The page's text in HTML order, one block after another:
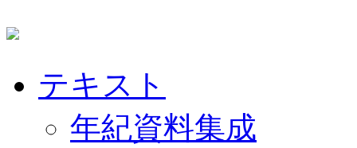
テキスト
年紀資料集成